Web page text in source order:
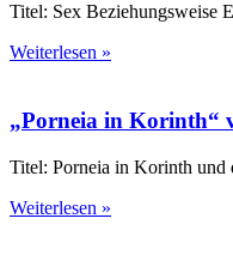
Titel: Sex Beziehungsweise
Weiterlesen »
„Porneia in Korinth“
Titel: Porneia in Korinth und
Weiterlesen »